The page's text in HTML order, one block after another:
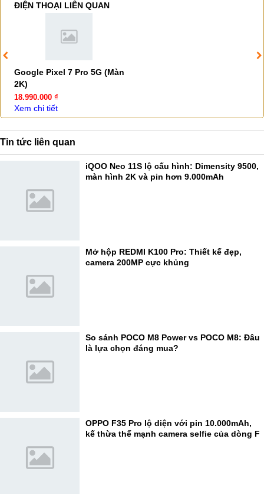
ĐIỆN THOẠI LIÊN QUAN
Google Pixel 7 Pro 5G (Màn
2K)
18.990.000 ₫
Xem chi tiết
Tin tức liên quan
iQOO Neo 11S lộ cấu hình: Dimensity 9500,
màn hình 2K và pin hơn 9.000mAh
Mở hộp REDMI K100 Pro: Thiết kế đẹp,
camera 200MP cực khủng
So sánh POCO M8 Power vs POCO M8: Đâu
là lựa chọn đáng mua?
OPPO F35 Pro lộ diện với pin 10.000mAh,
kế thừa thế mạnh camera selfie của dòng F